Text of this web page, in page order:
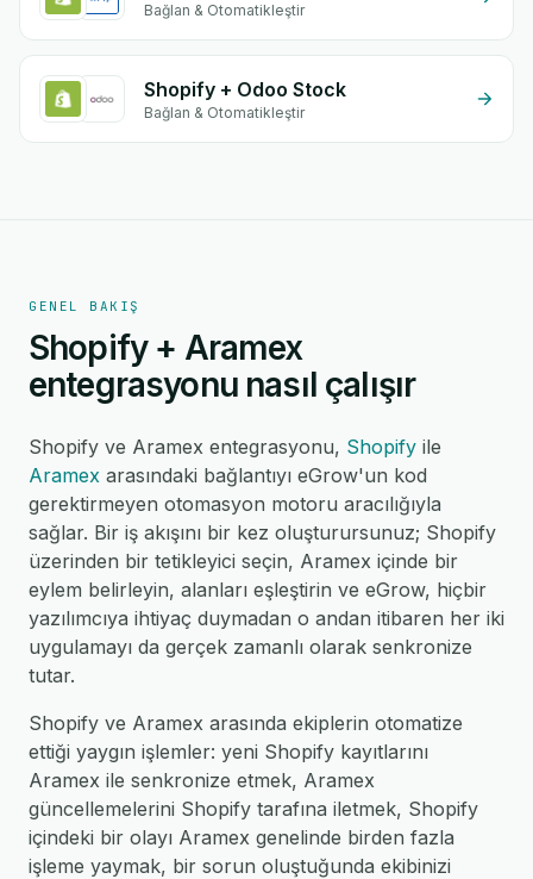
Bağlan & Otomatikleştir
Shopify + Odoo Stock
Bağlan & Otomatikleştir
GENEL BAKIŞ
Shopify + Aramex
entegrasyonu nasıl çalışır
Shopify ve Aramex entegrasyonu, Shopify ile
Aramex arasındaki bağlantıyı eGrow'un kod
gerektirmeyen otomasyon motoru aracılığıyla
sağlar. Bir iş akışını bir kez oluşturursunuz; Shopify
üzerinden bir tetikleyici seçin, Aramex içinde bir
eylem belirleyin, alanları eşleştirin ve eGrow, hiçbir
yazılımcıya ihtiyaç duymadan o andan itibaren her iki
uygulamayı da gerçek zamanlı olarak senkronize
tutar.
Shopify ve Aramex arasında ekiplerin otomatize
ettiği yaygın işlemler: yeni Shopify kayıtlarını
Aramex ile senkronize etmek, Aramex
güncellemelerini Shopify tarafına iletmek, Shopify
içindeki bir olayı Aramex genelinde birden fazla
işleme yaymak, bir sorun oluştuğunda ekibinizi